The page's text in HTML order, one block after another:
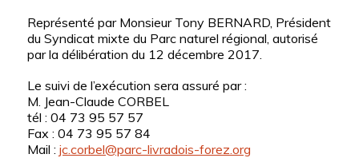
Représenté par Monsieur Tony BERNARD, Président
du Syndicat mixte du Parc naturel régional, autorisé
par la délibération du 12 décembre 2017.
Le suivi de l’exécution sera assuré par :
M. Jean-Claude CORBEL
tél : 04 73 95 57 57
Fax : 04 73 95 57 84
Mail : jc.corbel@parc-livradois-forez.org